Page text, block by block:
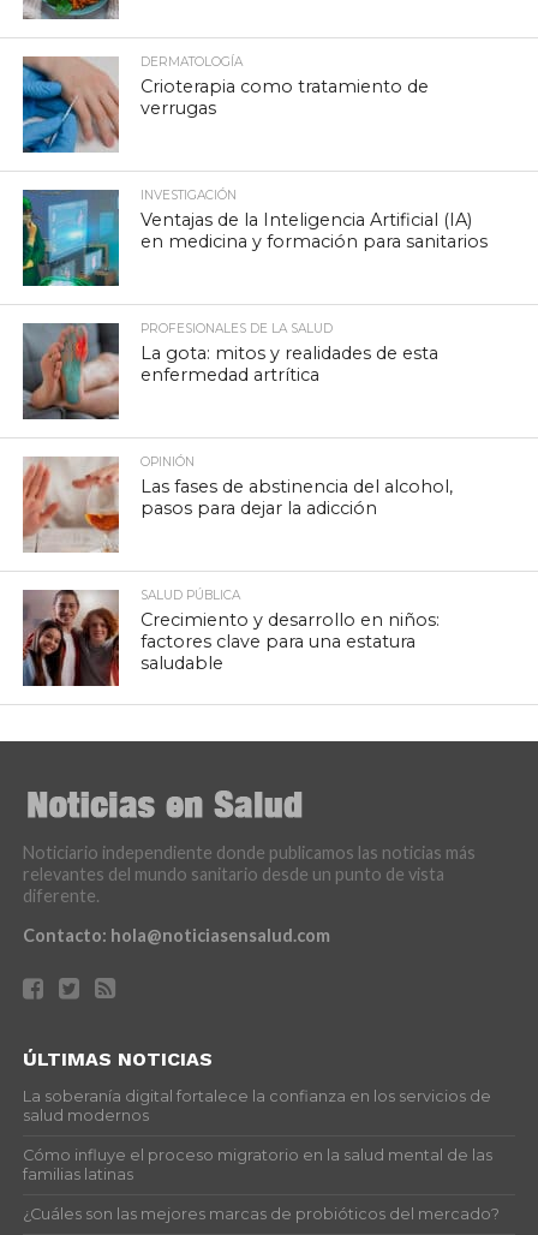
DERMATOLOGÍA
Crioterapia como tratamiento de
verrugas
INVESTIGACIÓN
Ventajas de la Inteligencia Artificial (IA)
en medicina y formación para sanitarios
PROFESIONALES DE LA SALUD
La gota: mitos y realidades de esta
enfermedad artrítica
OPINIÓN
Las fases de abstinencia del alcohol,
pasos para dejar la adicción
SALUD PÚBLICA
Crecimiento y desarrollo en niños:
factores clave para una estatura
saludable
Noticiario independiente donde publicamos las noticias más
relevantes del mundo sanitario desde un punto de vista
diferente.
Contacto: hola@noticiasensalud.com
ÚLTIMAS NOTICIAS
La soberanía digital fortalece la confianza en los servicios de
salud modernos
Cómo influye el proceso migratorio en la salud mental de las
familias latinas
¿Cuáles son las mejores marcas de probióticos del mercado?